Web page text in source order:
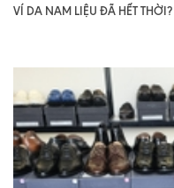
VÍ DA NAM LIỆU ĐÃ HẾT